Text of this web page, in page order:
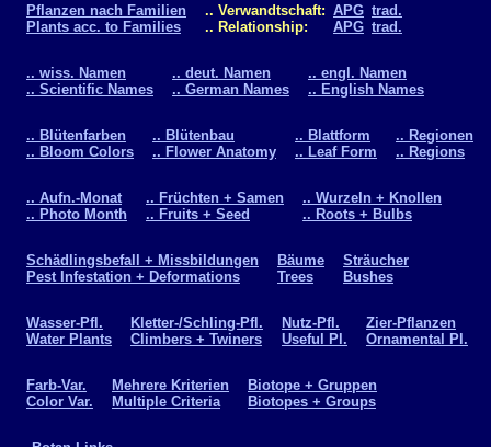
Pflanzen nach Familien
Plants acc. to Families
.. Verwandtschaft:
.. Relationship:
APG
APG
trad.
trad.
.. wiss. Namen
.. Scientific Names
.. deut. Namen
.. German Names
.. engl. Namen
.. English Names
.. Blütenfarben
.. Bloom Colors
.. Blütenbau
.. Flower Anatomy
.. Blattform
.. Leaf Form
.. Regionen
.. Regions
.. Aufn.-Monat
.. Photo Month
.. Früchten + Samen
.. Fruits + Seed
.. Wurzeln + Knollen
.. Roots + Bulbs
Schädlingsbefall + Missbildungen
Pest Infestation + Deformations
Bäume
Trees
Sträucher
Bushes
Wasser-Pfl.
Water Plants
Kletter-/Schling-Pfl.
Climbers + Twiners
Nutz-Pfl.
Useful Pl.
Zier-Pflanzen
Ornamental Pl.
Farb-Var.
Color Var.
Mehrere Kriterien
Multiple Criteria
Biotope + Gruppen
Biotopes + Groups